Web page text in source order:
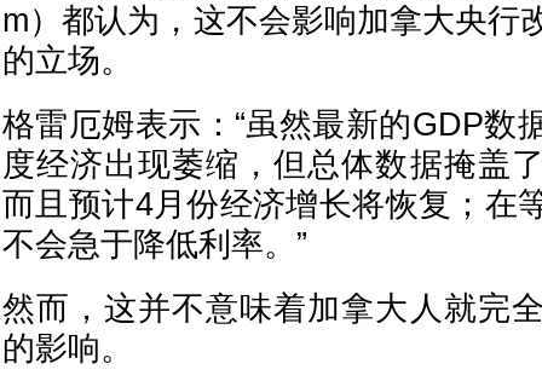
m）都认为，这不会影响加拿大央行
的立场。
格雷厄姆表示：“虽然最新的GDP数
度经济出现萎缩，但总体数据掩盖
而且预计4月份经济增长将恢复；在
不会急于降低利率。”
然而，这并不意味着加拿大人就完
的影响。